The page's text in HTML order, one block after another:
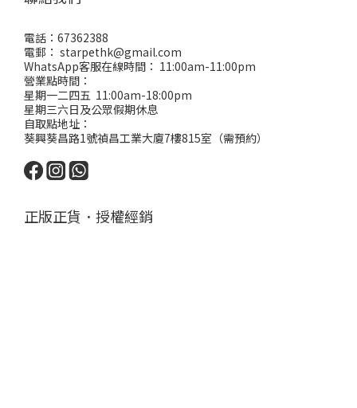
電話：67362388
電郵： starpethk@gmail.com
WhatsApp客服在線時間： 11:00am-11:00pm
營業點時間：
星期一二四五 11:00am-18:00pm
星期三六日及公眾假期休息
自取點地址：
葵興葵昌路1號禎昌工業大廈7樓815室（需預約）
正版正貨．授權經銷